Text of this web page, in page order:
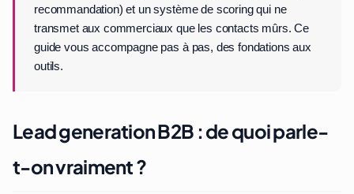
recommandation) et un système de scoring qui ne
transmet aux commerciaux que les contacts mûrs. Ce
guide vous accompagne pas à pas, des fondations aux
outils.
Lead generation B2B : de quoi parle-
t-on vraiment ?